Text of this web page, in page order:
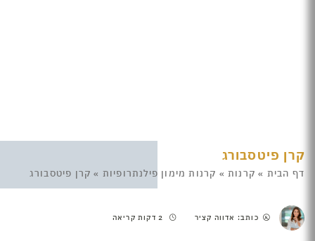
קרן פיטסבורג
דף הבית » קרנות » קרנות מימון פילנתרופיות »קרן פיטסבורג
כותב: אדווה קציר